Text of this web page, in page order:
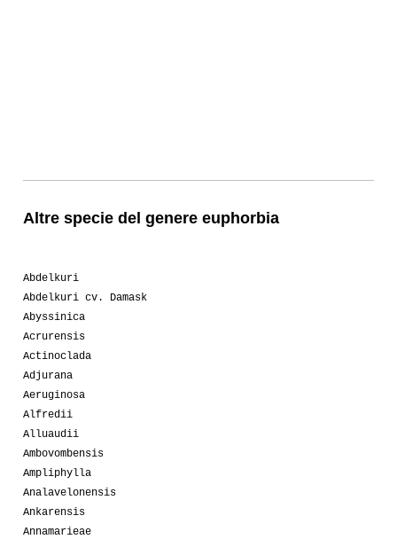
Altre specie del genere euphorbia
Abdelkuri
Abdelkuri cv. Damask
Abyssinica
Acrurensis
Actinoclada
Adjurana
Aeruginosa
Alfredii
Alluaudii
Ambovombensis
Ampliphylla
Analavelonensis
Ankarensis
Annamarieae